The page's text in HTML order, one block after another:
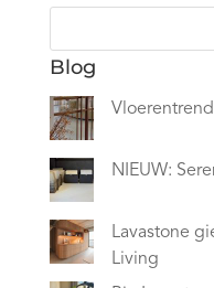
Blog
NIEUW:
Lavastone
Living